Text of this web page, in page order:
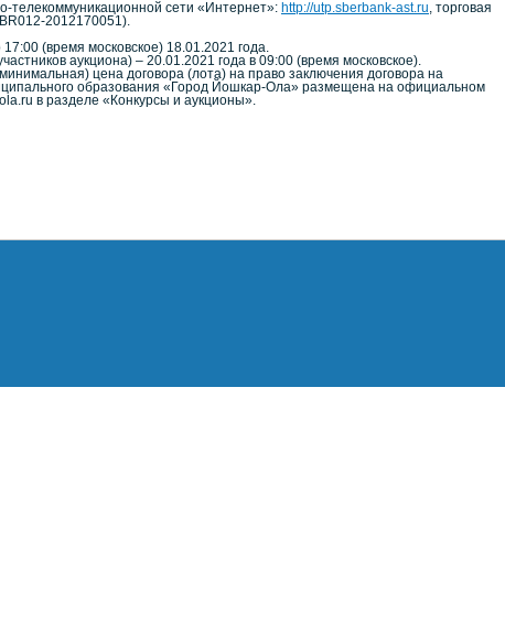
телекоммуникационной сети «Интернет»: http://utp.sberbank-ast.ru , торговая
2012170051).
(время московское) 18.01.2021 года.
аукциона) – 20.01.2021 года в 09:00 (время московское).
цена договора (лота) на право заключения договора на
образования «Город Йошкар-Ола» размещена на официальном
в разделе «Конкурсы и аукционы».